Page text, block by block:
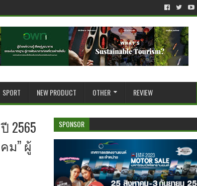
SPORT NEW PRODUCT OTHER REVIEW
2565
ม” ผู้
SPONSOR